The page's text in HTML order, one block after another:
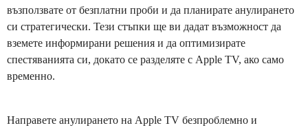
възползвате от безплатни проби и да планирате анулирането
си стратегически. Тези стъпки ще ви дадат възможност да
вземете информирани решения и да оптимизирате
спестяванията си, докато се разделяте с Apple TV, ако само
временно.
Направете анулирането на Apple TV безпроблемно и